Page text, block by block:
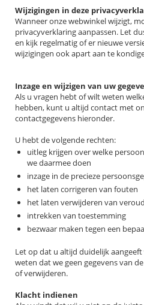
Wijzigingen in deze
Wanneer onze webwinkel wijzigt,
privacyverklaring aanpassen. Let
en kijk regelmatig of er nieuwe
wijzigingen ook apart aan te
Inzage en wijzigen van uw
Als u vragen hebt of wilt weten
hebben, kunt u altijd contact met
contactgegevens hieronder.
U hebt de volgende rechten:
uitleg krijgen over welke
we daarmee doen
inzage in de precieze
het laten corrigeren van fouten
het laten verwijderen van
intrekken van toestemming
bezwaar maken tegen een
Let op dat u altijd duidelijk
weten dat we geen gegevens van
of verwijderen.
Klacht indienen